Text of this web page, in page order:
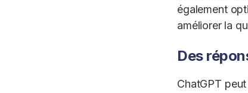
également
améliorer la
Des
ChatGPT